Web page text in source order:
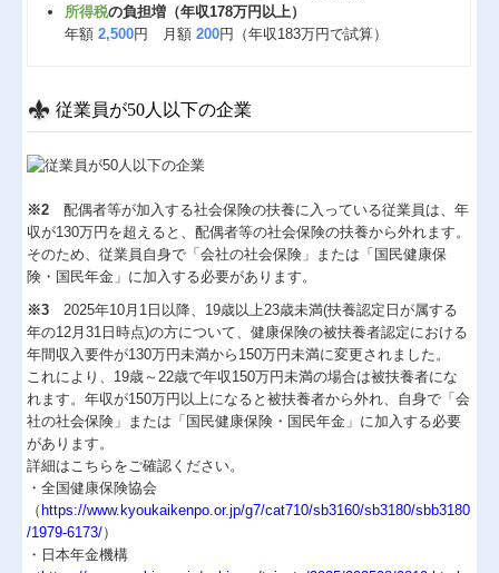
所得税の負担増（年収178万円以上）
年額2,500円 月額200円（年収183万円で試算）
従業員が50人以下の企業
※2 配偶者等が加入する社会保険の扶養に入っている従業員は、年
収が130万円を超えると、配偶者等の社会保険の扶養から外れます。
そのため、従業員自身で「会社の社会保険」または「国民健康保
険・国民年金」に加入する必要があります。
※3 2025年10月1日以降、19歳以上23歳未満(扶養認定日が属する
年の12月31日時点)の方について、健康保険の被扶養者認定における
年間収入要件が130万円未満から150万円未満に変更されました。
これにより、19歳～22歳で年収150万円未満の場合は被扶養者にな
れます。年収が150万円以上になると被扶養者から外れ、自身で「会
社の社会保険」または「国民健康保険・国民年金」に加入する必要
があります。
詳細はこちらをご確認ください。
・全国健康保険協会
（ https://www.kyoukaikenpo.or.jp/g7/cat710/sb3160/sb3180/sbb3180
/1979-6173/）
・日本年金機構